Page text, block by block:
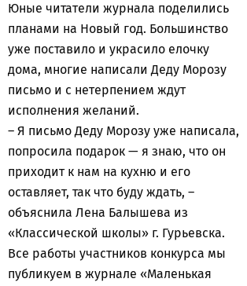
Юные читатели журнала поделились
планами на Новый год. Большинство
уже поставило и украсило елочку
дома, многие написали Деду Морозу
письмо и с нетерпением ждут
исполнения желаний.
– Я письмо Деду Морозу уже написала,
попросила подарок — я знаю, что он
приходит к нам на кухню и его
оставляет, так что буду ждать, –
объяснила Лена Балышева из
«Классической школы» г. Гурьевска.
Все работы участников конкурса мы
публикуем в журнале «Маленькая